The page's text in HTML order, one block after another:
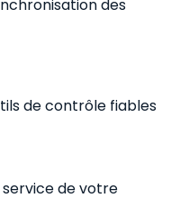
des
de contrôle fiables
de votre